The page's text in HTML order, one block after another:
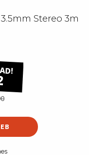
Stereo 3m